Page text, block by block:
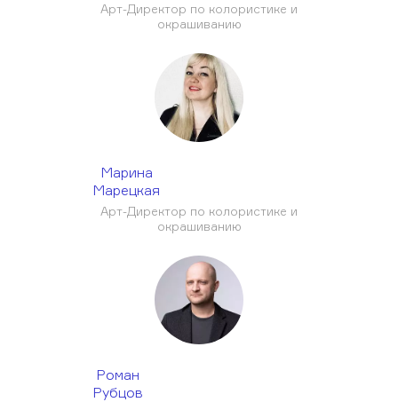
Арт-Директор по колористике и
окрашиванию
Марина
Марецкая
Арт-Директор по колористике и
окрашиванию
Роман
Рубцов